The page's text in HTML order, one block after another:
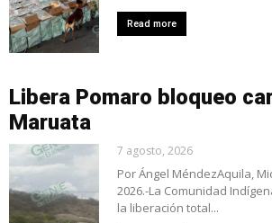
Read more
Libera Pomaro bloqueo
Maruata
7 agosto, 2026
Por Ángel MéndezAquila,
2026.-La Comunidad
la liberación total...